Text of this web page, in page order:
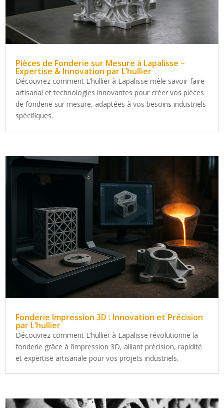
Pièces de Fonderie sur Mesure à Lapalisse –
Expertise & Innovation par L’hullier
Découvrez comment L’hullier à Lapalisse mêle savoir-faire
artisanal et technologies innovantes pour créer vos pièces
de fonderie sur mesure, adaptées à vos besoins industriels
spécifiques.
Fonderie Impression 3D : Innovation et Précision
par L’hullier
Découvrez comment L’hullier à Lapalisse révolutionne la
fonderie grâce à l’impression 3D, alliant précision, rapidité
et expertise artisanale pour vos projets industriels.